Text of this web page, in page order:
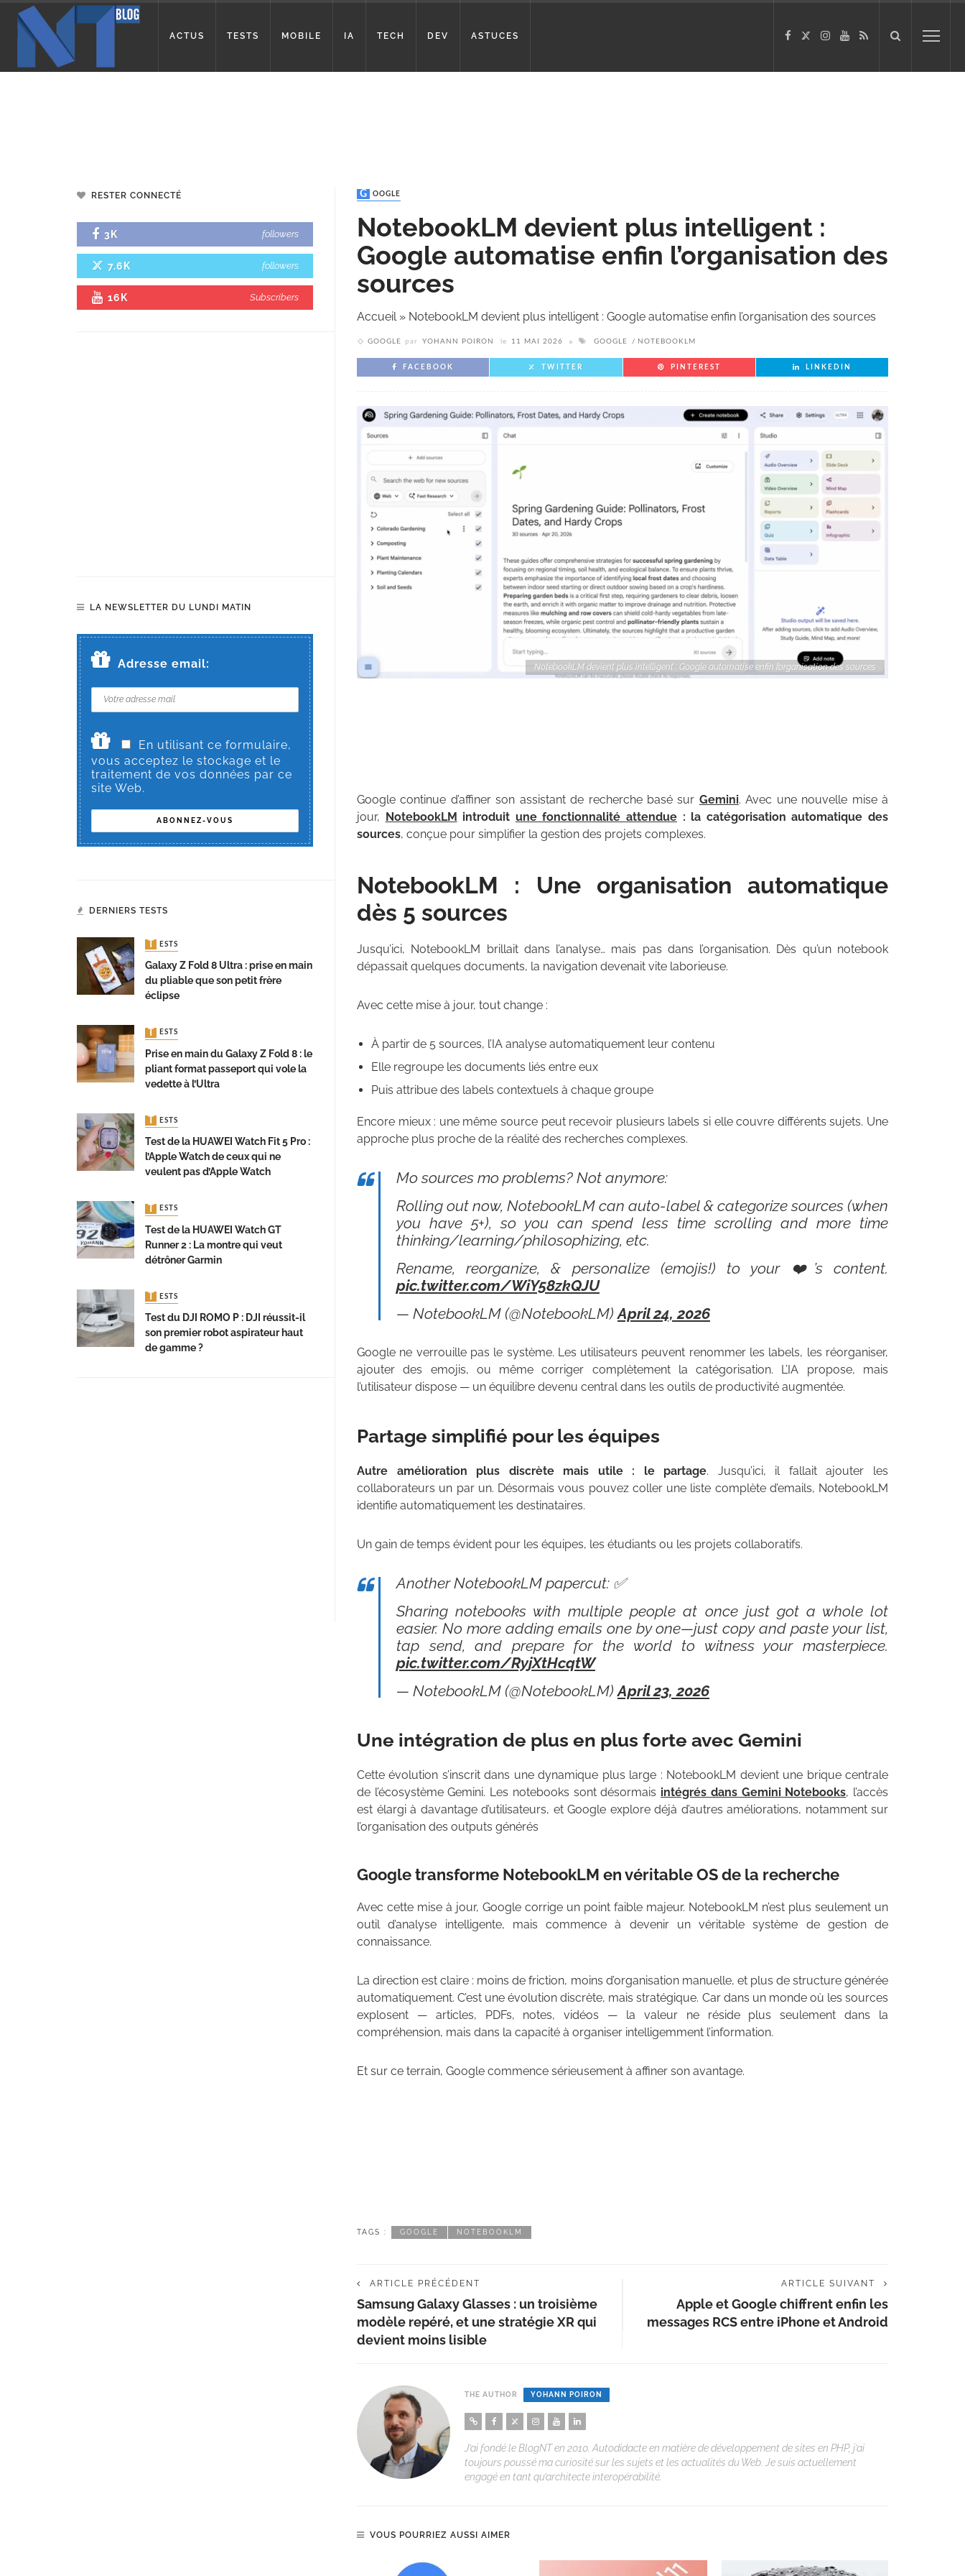
ACTUS TESTS MOBILE IA TECH DEV ASTUCES
GOOGLE
NotebookLM devient plus intelligent :
Google automatise enfin l’organisation des
sources
Accueil» NotebookLM devient plus intelligent : Google automatise enfin l’organisation des sources
GOOGLE par YOHANN POIRON le 11 MAI 2026 GOOGLE NOTEBOOKLM
FACEBOOK TWITTER PINTEREST LINKEDIN
NotebookLM devient plus intelligent : Google automatise enfin l’organisation des sources
Google continue d’affiner son assistant de recherche basé sur Gemini. Avec une nouvelle mise à
jour, NotebookLM introduit une fonctionnalité attendue : la catégorisation automatique des
sources, conçue pour simplifier la gestion des projets complexes.
NotebookLM : Une organisation automatique
dès 5 sources
Jusqu’ici, NotebookLM brillait dans l’analyse… mais pas dans l’organisation. Dès qu’un notebook
dépassait quelques documents, la navigation devenait vite laborieuse.
Avec cette mise à jour, tout change :
À partir de 5 sources, l’IA analyse automatiquement leur contenu
Elle regroupe les documents liés entre eux
Puis attribue des labels contextuels à chaque groupe
Encore mieux : une même source peut recevoir plusieurs labels si elle couvre différents sujets. Une
approche plus proche de la réalité des recherches complexes.
Mo sources mo problems? Not anymore:
Rolling out now, NotebookLM can auto-label & categorize sources (when
you have 5+), so you can spend less time scrolling and more time
thinking/learning/philosophizing, etc.
Rename, reorganize, & personalize (emojis!) to your ❤️’s content.
pic.twitter.com/WiY58zkQJU
— NotebookLM (@NotebookLM)April 24, 2026
Google ne verrouille pas le système. Les utilisateurs peuvent renommer les labels, les réorganiser,
ajouter des emojis, ou même corriger complètement la catégorisation. L’IA propose, mais
l’utilisateur dispose — un équilibre devenu central dans les outils de productivité augmentée.
Partage simplifié pour les équipes
Autre amélioration plus discrète mais utile : le partage. Jusqu’ici, il fallait ajouter les
collaborateurs un par un. Désormais vous pouvez coller une liste complète d’emails, NotebookLM
identifie automatiquement les destinataires.
Un gain de temps évident pour les équipes, les étudiants ou les projets collaboratifs.
Another NotebookLM papercut: ✅
Sharing notebooks with multiple people at once just got a whole lot
easier. No more adding emails one by one—just copy and paste your list,
tap send, and prepare for the world to witness your masterpiece.
pic.twitter.com/RyjXtHcqtW
— NotebookLM (@NotebookLM)April 23, 2026
Une intégration de plus en plus forte avec Gemini
Cette évolution s’inscrit dans une dynamique plus large : NotebookLM devient une brique centrale
de l’écosystème Gemini. Les notebooks sont désormais intégrés dans Gemini Notebooks, l’accès
est élargi à davantage d’utilisateurs, et Google explore déjà d’autres améliorations, notamment sur
l’organisation des outputs générés
Google transforme NotebookLM en véritable OS de la recherche
Avec cette mise à jour, Google corrige un point faible majeur. NotebookLM n’est plus seulement un
outil d’analyse intelligente, mais commence à devenir un véritable système de gestion de
connaissance.
La direction est claire : moins de friction, moins d’organisation manuelle, et plus de structure générée
automatiquement. C’est une évolution discrète, mais stratégique. Car dans un monde où les sources
explosent — articles, PDFs, notes, vidéos — la valeur ne réside plus seulement dans la
compréhension, mais dans la capacité à organiser intelligemment l’information.
Et sur ce terrain, Google commence sérieusement à affiner son avantage.
TAGS : GOOGLE NOTEBOOKLM
ARTICLE PRÉCÉDENT
Samsung Galaxy Glasses : un troisième
modèle repéré, et une stratégie XR qui
devient moins lisible
ARTICLE SUIVANT
Apple et Google chiffrent enfin les
messages RCS entre iPhone et Android
THE AUTHOR YOHANN POIRON
J’ai fondé le BlogNT en 2010. Autodidacte en matière de développement de sites en PHP, j’ai
toujours poussé ma curiosité sur les sujets et les actualités du Web. Je suis actuellement
engagé en tant qu’architecte interopérabilité.
VOUS POURRIEZ AUSSI AIMER
RESTER CONNECTÉ
3K followers
7.6K followers
16K Subscribers
LA NEWSLETTER DU LUNDI MATIN
Adresse email:
En utilisant ce formulaire,
vous acceptez le stockage et le
traitement de vos données par ce
site Web.
DERNIERS TESTS
TESTS
Galaxy Z Fold 8 Ultra : prise en main
du pliable que son petit frère
éclipse
TESTS
Prise en main du Galaxy Z Fold 8 : le
pliant format passeport qui vole la
vedette à l’Ultra
TESTS
Test de la HUAWEI Watch Fit 5 Pro :
l’Apple Watch de ceux qui ne
veulent pas d’Apple Watch
TESTS
Test de la HUAWEI Watch GT
Runner 2 : La montre qui veut
détrôner Garmin
TESTS
Test du DJI ROMO P : DJI réussit-il
son premier robot aspirateur haut
de gamme ?